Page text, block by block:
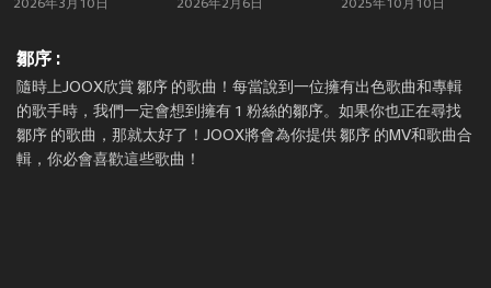
2026年3月10日 2026年2月6日 2025年10月10日
鄒序 :
隨時上JOOX欣賞 鄒序 的歌曲！每當說到一位擁有出色歌曲和專輯
的歌手時，我們一定會想到擁有 1 粉絲的鄒序。如果你也正在尋找
鄒序 的歌曲，那就太好了！JOOX將會為你提供 鄒序 的MV和歌曲合
輯，你必會喜歡這些歌曲！